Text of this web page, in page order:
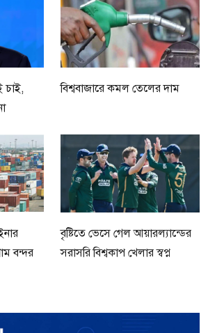
চাই,
বিশ্ববাজারে কমল তেলের দাম
বন্দর
বৃষ্টিতে ভেসে গেল আয়ারল্যান্ডের
সরাসরি বিশ্বকাপ খেলার স্বপ্ন